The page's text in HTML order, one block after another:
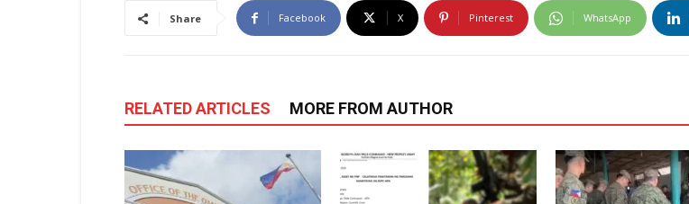
Share Facebook X Pinterest WhatsApp
RELATED ARTICLES MORE FROM AUTHOR